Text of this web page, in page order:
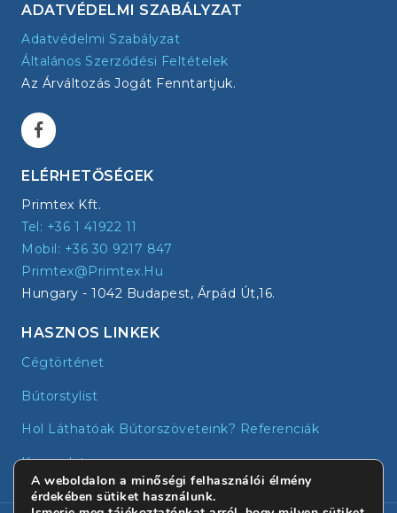
ADATVÉDELMI SZABÁLYZAT
Adatvédelmi Szabályzat
Általános Szerződési Feltételek
Az Árváltozás Jogát Fenntartjuk.
ELÉRHETŐSÉGEK
Primtex Kft.
Tel: +36 1 41922 11
Mobil: +36 30 9217 847
Primtex@primtex.hu
Hungary - 1042 Budapest, Árpád Út,16.
HASZNOS LINKEK
Cégtörténet
Bútorstylist
Hol Láthatóak Bútorszöveteink? Referenciák
Kapcsolat
A weboldalon a minőségi felhasználói élmény
érdekében sütiket használunk.